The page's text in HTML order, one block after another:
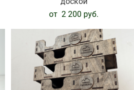
от 2 200 pуб.